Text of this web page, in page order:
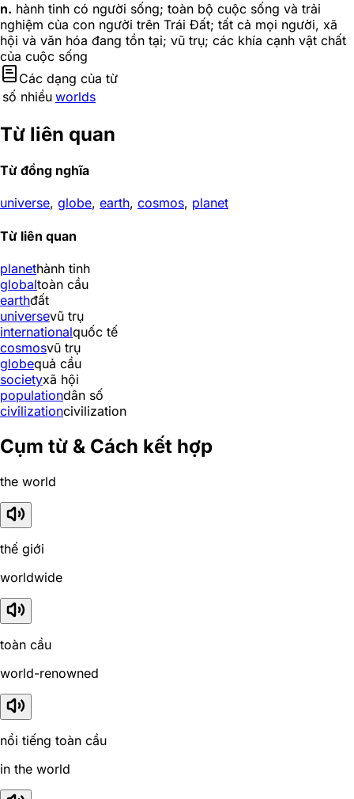
n. hành tinh có người sống; toàn bộ cuộc sống và trải
nghiệm của con người trên Trái Đất; tất cả mọi người, xã
hội và văn hóa đang tồn tại; vũ trụ; các khía cạnh vật chất
của cuộc sống
Các dạng của từ
số nhiều worlds
Từ liên quan
Từ đồng nghĩa
universe, globe, earth, cosmos, planet
Từ liên quan
planethành tinh
globaltoàn cầu
earthđất
universevũ trụ
internationalquốc tế
cosmosvũ trụ
globequả cầu
societyxã hội
populationdân số
civilizationcivilization
Cụm từ & Cách kết hợp
the world
thế giới
worldwide
toàn cầu
world-renowned
nổi tiếng toàn cầu
in the world